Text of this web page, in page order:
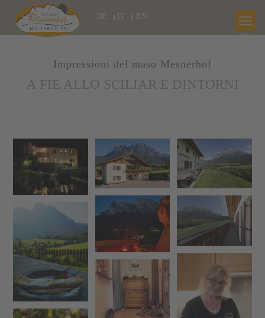
DE EN
Impressioni del maso Mesnerhof
A FIÈ ALLO SCILIAR E DINTORNI